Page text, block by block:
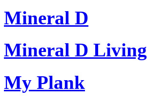
Mineral D
Mineral D Living
My Plank